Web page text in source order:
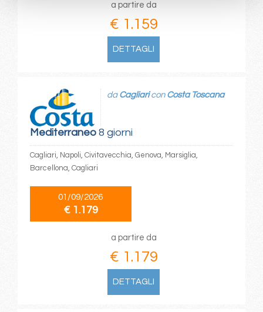
a partire da
€ 1.159
DETTAGLI
Mediterraneo8 giorni
da Cagliaricon Costa Toscana
Cagliari, Napoli, Civitavecchia, Genova, Marsiglia,
Barcellona, Cagliari
01/09/2026
€ 1.179
a partire da
€ 1.179
DETTAGLI